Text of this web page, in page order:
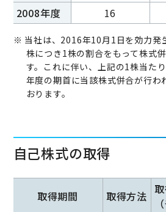
2008年度
16
※ 当社は、2016年10月1日を効力発
株につき1株の割合をもって株式
す。これに伴い、上記の1株当た
年度の期首に当該株式併合が行わ
おります。
自己株式の取得
取得期間 取得方法